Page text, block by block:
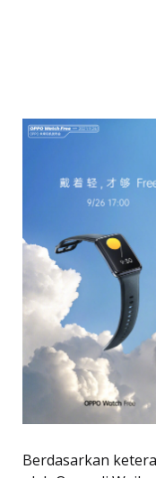
Berdasarkan